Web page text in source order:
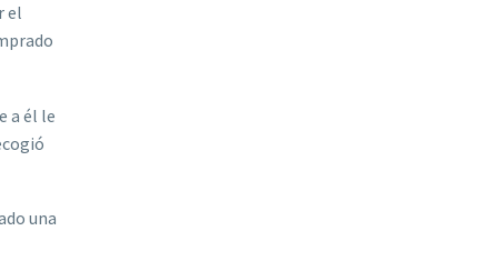
el
a él le
una